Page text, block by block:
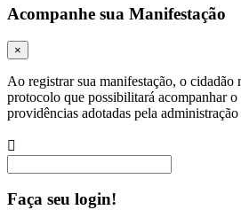
Acompanhe sua Manifestação
×
Ao registrar sua manifestação, o cidadão
protocolo que possibilitará acompanhar o
providências adotadas pela
Faça seu login!